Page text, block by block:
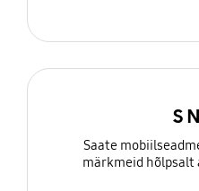
S
Saate
märkmeid hõlpsalt